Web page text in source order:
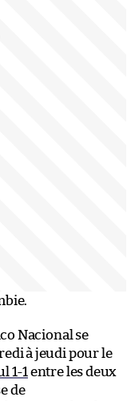
Nacional se
à jeudi pour le
1-1 entre les deux
de